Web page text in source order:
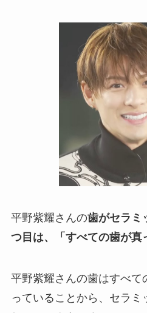
平野紫耀さんの歯がセラミ
つ目は、「すべての歯が真
平野紫耀さんの歯はすべて
っていることから、セラミ